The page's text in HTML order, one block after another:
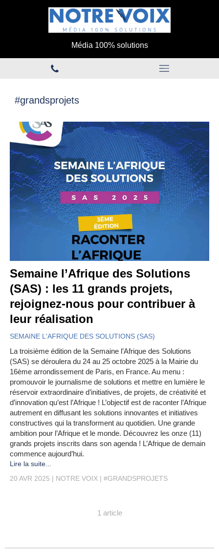
Média 100% solutions
#grandsprojets
Semaine l’Afrique des Solutions
(SAS) : les 11 grands projets,
rejoignez-nous pour contribuer à
leur réalisation
SEMAINE L'AFRIQUE DES SOLUTIONS (SAS)
La troisième édition de la Semaine l’Afrique des Solutions
(SAS) se déroulera du 24 au 25 octobre 2025 à la Mairie du
16ème arrondissement de Paris, en France. Au menu :
promouvoir le journalisme de solutions et mettre en lumière le
réservoir extraordinaire d’initiatives, de projets, de créativité et
d’innovation qu’est l’Afrique ! L’objectif est de raconter l’Afrique
autrement en diffusant les solutions innovantes et initiatives
constructives qui la transforment au quotidien. Une grande
ambition pour l’Afrique et le monde. Découvrez les onze (11)
grands projets inscrits dans son agenda ! L’Afrique de demain
commence aujourd’hui.
Lire la suite...
20 AVR 2025
NOTRE VOIX #GRANDSPROJETS
1 article